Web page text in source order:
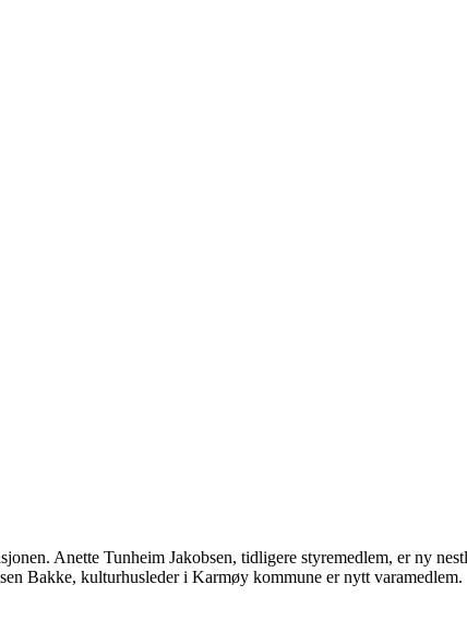
Anette Tunheim Jakobsen, tidligere styremedlem, er ny
Bakke, kulturhusleder i Karmøy kommune er nytt varamedlem.